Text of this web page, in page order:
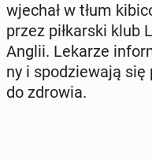
wjechał w tłum
przez pił­kar­ski klub
Anglii. Lekarze
ny i spo­dzie­wa­ją
do zdrowia.